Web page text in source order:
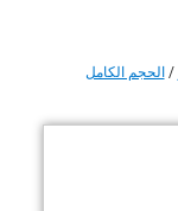
/الحجم الكامل